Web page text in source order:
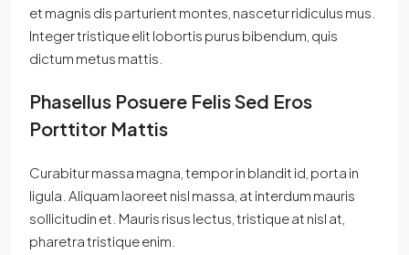
et magnis dis parturient montes, nascetur ridiculus mus.
Integer tristique elit lobortis purus bibendum, quis
dictum metus mattis.
Phasellus Posuere Felis Sed Eros
Porttitor Mattis
Curabitur massa magna, tempor in blandit id, porta in
ligula. Aliquam laoreet nisl massa, at interdum mauris
sollicitudin et. Mauris risus lectus, tristique at nisl at,
pharetra tristique enim.